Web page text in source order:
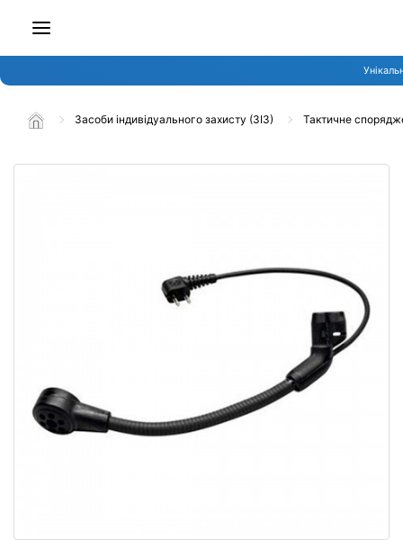
Засоби індивідуального захисту (ЗІЗ) Тактичне